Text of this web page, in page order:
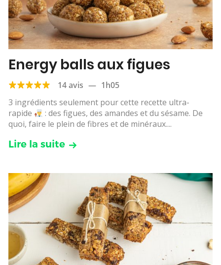
Energy balls aux figues
14 avis — 1h05
3 ingrédients seulement pour cette recette ultra-
rapide
: des figues, des amandes et du sésame. De
quoi, faire le plein de fibres et de minéraux....
Lire la suite